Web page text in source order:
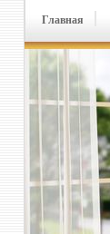
Главная